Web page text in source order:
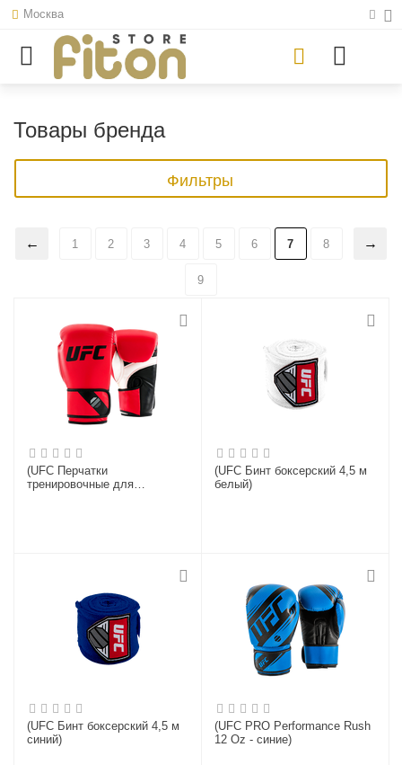
Москва
Товары бренда
Фильтры
1 2 3 4 5 6 7 8
9
(UFC Перчатки
тренировочные для
(UFC Бинт боксерский 4,5 м
белый)
(UFC Бинт боксерский 4,5 м
синий)
(UFC PRO Performance Rush
12 Oz - синие)